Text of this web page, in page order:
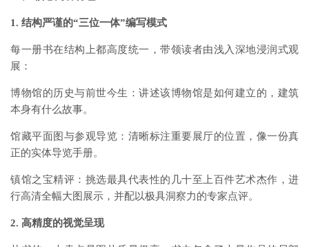
1. 结构严谨的“三位一体”编写模式
每一册书在结构上都高度统一，带领读者由浅入深地浸润式观
展：
博物馆的历史与前世今生：讲述该博物馆是如何建立的，建筑
本身有什么故事。
馆藏平面图与参观导览：清晰标注重要展厅的位置，像一份真
正的实体导览手册。
镇馆之宝精评：挑选最具代表性的几十至上百件艺术杰作，进
行高清全幅大图展示，并配以极具洞察力的专家点评。
2. 高精度的视觉呈现